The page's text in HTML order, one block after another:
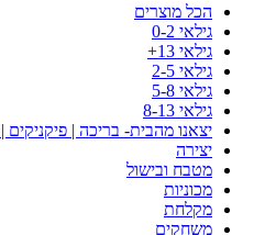
הכל מוצרים
גילאי 0-2
גילאי 13+
גילאי 2-5
גילאי 5-8
גילאי 8-13
יצאנו מהבית- בריכה | פיקניקים
יצירה
מטבח ובישול
מכוניות
מקלחת
משחקים